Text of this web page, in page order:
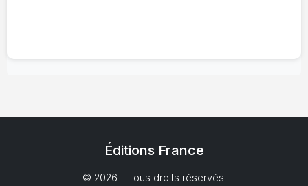
Éditions France
© 2026 - Tous droits réservés.